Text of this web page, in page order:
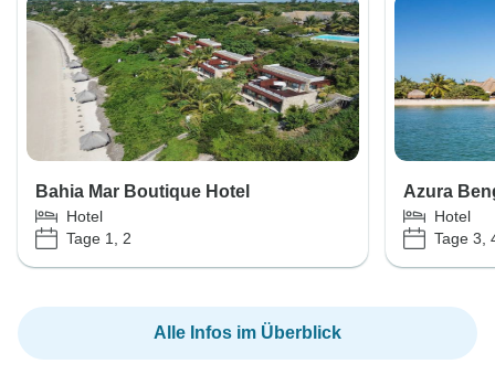
Bahia Mar Boutique Hotel
Hotel
Tage 1, 2
Azura
Hotel
Tage 3,
Alle Infos im Überblick